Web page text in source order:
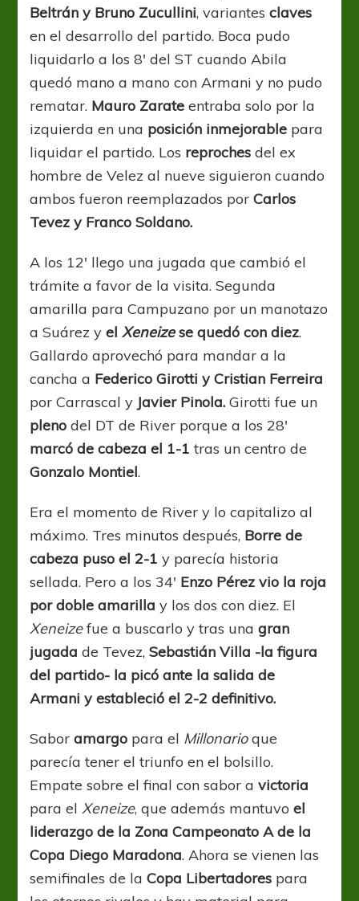
Beltrán y Bruno Zucullini, variantesclaves
en el desarrollo del partido. Boca pudo
liquidarlo a los 8′ del ST cuando Abila
quedó mano a mano con Armani y no pudo
rematar. Mauro Zarate entraba solo por la
izquierda en una posición inmejorable para
liquidar el partido. Los reproches del ex
hombre de Velez al nueve siguieron cuando
ambos fueron reemplazados porCarlos
Tevez y Franco Soldano.
A los 12′ llego una jugada que cambió el
trámite a favor de la visita. Segunda
amarilla para Campuzano por un manotazo
a Suárez yelXeneizese quedó con diez.
Gallardo aprovechó para mandar a la
cancha a Federico Girotti y Cristian Ferreira
por Carrascal y Javier Pinola. Girotti fue un
pleno del DT de River porque a los 28′
marcó de cabeza el 1-1 tras un centro de
Gonzalo Montiel.
Era el momento de River y lo capitalizo al
máximo. Tres minutos después, Borre de
cabeza puso el 2-1 y parecía historia
sellada. Pero a los 34′ Enzo Pérez vio la roja
por doble amarilla y los dos con diez. El
Xeneizefue a buscarlo y tras unagran
jugada de Tevez,Sebastián Villa -la figura
del partido- la picó ante la salida de
Armani y estableció el 2-2 definitivo.
Saboramargo para el Millonarioque
parecía tener el triunfo en el bolsillo.
Empate sobre el final con sabor a victoria
para elXeneize, que además mantuvoel
liderazgo de la Zona Campeonato A de la
Copa Diego Maradona. Ahora se vienen las
semifinales de laCopa Libertadores para